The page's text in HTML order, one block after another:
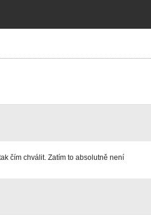
čím chválit. Zatím to absolutně není